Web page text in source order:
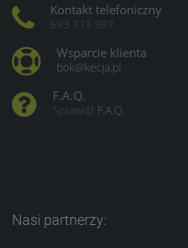
Kontakt telefoniczny
693 713 987
Wsparcie klienta
bok@kecja.pl
F.A.Q.
Sprawdź F.A.Q.
Nasi partnerzy: